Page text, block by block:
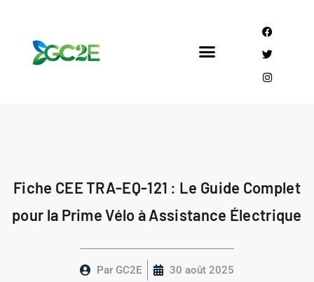
Fiche CEE TRA-EQ-121 : Le Guide Complet
pour la Prime Vélo à Assistance Électrique
Par GC2E 30 août 2025